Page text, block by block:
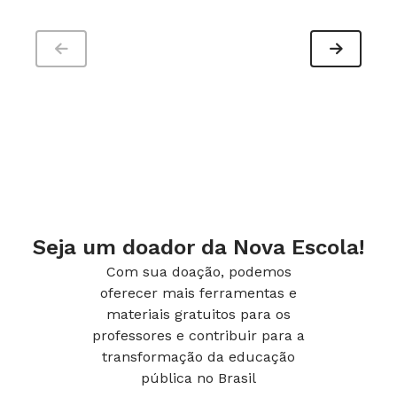
Seja um doador da Nova Escola!
Com sua doação, podemos
oferecer mais ferramentas e
materiais gratuitos para os
professores e contribuir para a
transformação da educação
pública no Brasil